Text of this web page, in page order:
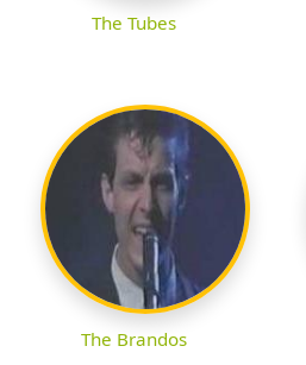
The Tubes
The Brandos